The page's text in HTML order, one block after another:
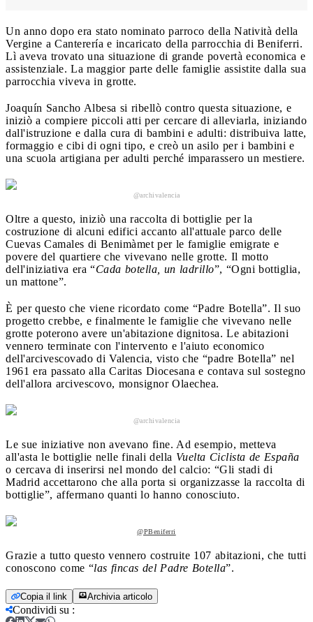
Un anno dopo era stato nominato parroco della Natività della
Vergine a Canterería e incaricato della parrocchia di Beniferri.
Lì aveva trovato una situazione di grande povertà economica e
assistenziale. La maggior parte delle famiglie assistite dalla sua
parrocchia viveva in grotte.
Joaquín Sancho Albesa si ribellò contro questa situazione, e
iniziò a compiere piccoli atti per cercare di alleviarla, iniziando
dall'istruzione e dalla cura di bambini e adulti: distribuiva latte,
formaggio e cibi di ogni tipo, e creò un asilo per i bambini e
una scuola artigiana per adulti perché imparassero un mestiere.
@archivalencia
Oltre a questo, iniziò una raccolta di bottiglie per la
costruzione di alcuni edifici accanto all'attuale parco delle
Cuevas Camales di Benimàmet per le famiglie emigrate e
povere del quartiere che vivevano nelle grotte. Il motto
dell'iniziativa era “Cada botella, un ladrillo”, “Ogni bottiglia,
un mattone”.
È per questo che viene ricordato come “Padre Botella”. Il suo
progetto crebbe, e finalmente le famiglie che vivevano nelle
grotte poterono avere un'abitazione dignitosa. Le abitazioni
vennero terminate con l'intervento e l'aiuto economico
dell'arcivescovado di Valencia, visto che “padre Botella” nel
1961 era passato alla Caritas Diocesana e contava sul sostegno
dell'allora arcivescovo, monsignor Olaechea.
@archivalencia
Le sue iniziative non avevano fine. Ad esempio, metteva
all'asta le bottiglie nelle finali della Vuelta Ciclista de España
o cercava di inserirsi nel mondo del calcio: “Gli stadi di
Madrid accettarono che alla porta si organizzasse la raccolta di
bottiglie”, affermano quanti lo hanno conosciuto.
@PBeniferri
Grazie a tutto questo vennero costruite 107 abitazioni, che tutti
conoscono come “las fincas del Padre Botella”.
Copia il link Archivia articolo
Condividi su :